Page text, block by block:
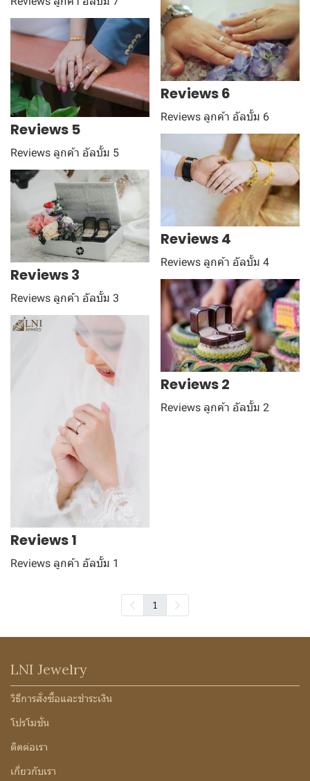
Reviews 5
Reviews ลูกค้า อัลบั้ม 5
Reviews 3
Reviews ลูกค้า อัลบั้ม 3
Reviews 1
Reviews ลูกค้า อัลบั้ม 1
Reviews 6
Reviews ลูกค้า อัลบั้ม 6
Reviews 4
Reviews ลูกค้า อัลบั้ม 4
Reviews 2
Reviews ลูกค้า อัลบั้ม 2
1
LNI Jewelry
วิธีการสั่งซื้อและชำระเงิน
โปรโมชั่น
ติดต่อเรา
เกี่ยวกับเรา